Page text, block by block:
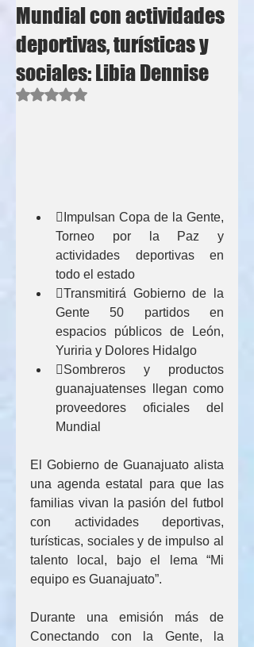
Mundial con actividades
deportivas, turísticas y
sociales: Libia Dennise
Obtuvo NaN de 5 estrellas.
Impulsan Copa de la Gente,
Torneo por la Paz y
actividades deportivas en
todo el estado
Transmitirá Gobierno de la
Gente 50 partidos en
espacios públicos de León,
Yuriria y Dolores Hidalgo
Sombreros y productos
guanajuatenses llegan como
proveedores oficiales del
Mundial
El Gobierno de Guanajuato alista
una agenda estatal para que las
familias vivan la pasión del futbol
con actividades deportivas,
turísticas, sociales y de impulso al
talento local, bajo el lema “Mi
equipo es Guanajuato”.
Durante una emisión más de
Conectando con la Gente, la